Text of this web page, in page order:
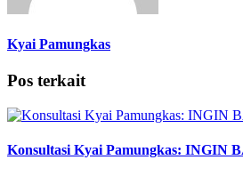
Kyai Pamungkas
Pos terkait
Konsultasi Kyai Pamungkas: INGIN